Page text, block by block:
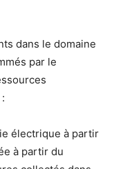
dans le domaine
par le
électrique à partir
à partir du